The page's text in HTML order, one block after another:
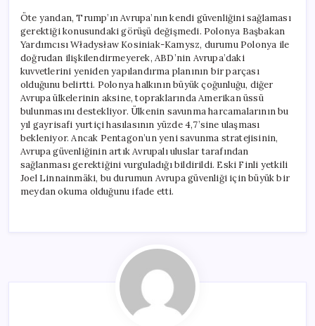
Öte yandan, Trump’ın Avrupa’nın kendi güvenliğini sağlaması
gerektiği konusundaki görüşü değişmedi. Polonya Başbakan
Yardımcısı Władysław Kosiniak-Kamysz, durumu Polonya ile
doğrudan ilişkilendirmeyerek, ABD’nin Avrupa’daki
kuvvetlerini yeniden yapılandırma planının bir parçası
olduğunu belirtti. Polonya halkının büyük çoğunluğu, diğer
Avrupa ülkelerinin aksine, topraklarında Amerikan üssü
bulunmasını destekliyor. Ülkenin savunma harcamalarının bu
yıl gayrisafi yurtiçi hasılasının yüzde 4,7’sine ulaşması
bekleniyor. Ancak Pentagon’un yeni savunma stratejisinin,
Avrupa güvenliğinin artık Avrupalı uluslar tarafından
sağlanması gerektiğini vurguladığı bildirildi. Eski Finli yetkili
Joel Linnainmäki, bu durumun Avrupa güvenliği için büyük bir
meydan okuma olduğunu ifade etti.